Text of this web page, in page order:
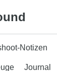
Notizen
Journal